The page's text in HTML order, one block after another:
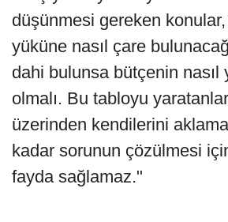
düşünmesi gereken
yüküne nasıl çare
dahi bulunsa bütçenin nasıl
olmalı. Bu tabloyu
üzerinden kendilerini
kadar sorunun çözülmesi
fayda sağlamaz."